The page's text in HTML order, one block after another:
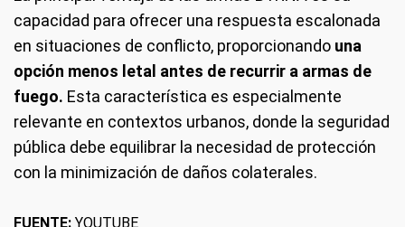
capacidad para ofrecer una respuesta escalonada
en situaciones de conflicto, proporcionando una
opción menos letal antes de recurrir a armas de
fuego. Esta característica es especialmente
relevante en contextos urbanos, donde la seguridad
pública debe equilibrar la necesidad de protección
con la minimización de daños colaterales.
FUENTE: YOUTUBE